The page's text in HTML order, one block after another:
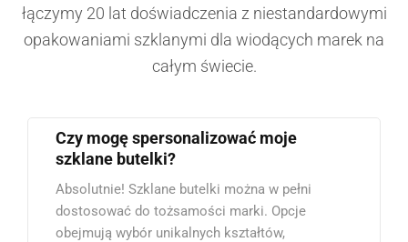
łączymy 20 lat doświadczenia z niestandardowymi
opakowaniami szklanymi dla wiodących marek na
całym świecie.
Czy mogę spersonalizować moje
szklane butelki?
Absolutnie! Szklane butelki można w pełni
dostosować do tożsamości marki. Opcje
obejmują wybór unikalnych kształtów,